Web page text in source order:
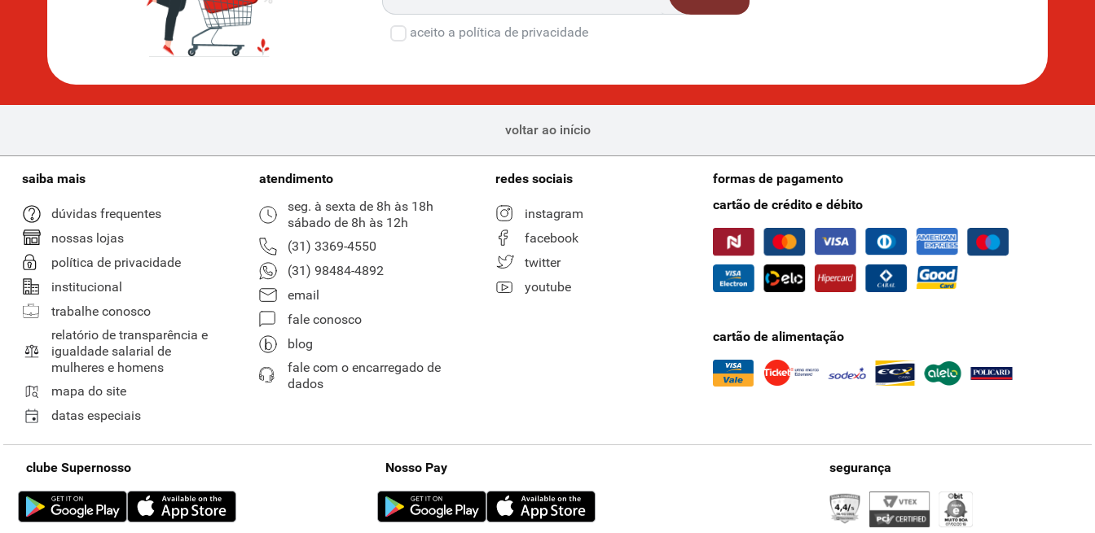
aceito a política de privacidade
voltar ao início
saiba mais
dúvidas frequentes
nossas lojas
política de privacidade
institucional
trabalhe conosco
relatório de transparência e
igualdade salarial de
mulheres e homens
mapa do site
datas especiais
atendimento
seg. à sexta de 8h às 18h
sábado de 8h às 12h
(31) 3369-4550
(31) 98484-4892
email
fale conosco
blog
fale com o encarregado de
dados
redes sociais
instagram
facebook
twitter
youtube
formas de pagamento
cartão de crédito e débito
cartão de alimentação
clube Supernosso Nosso Pay segurança